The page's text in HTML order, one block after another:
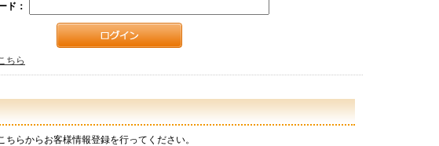
ド：
ちら
らからお客様情報登録を行ってください。